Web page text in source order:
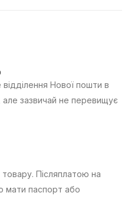
Нової пошти в
але зазвичай не перевищує
товару. Післяплатою на
мати паспорт або